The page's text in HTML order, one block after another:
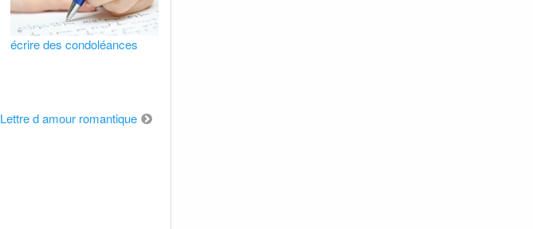
écrire des condoléances
Lettre d amour romantique